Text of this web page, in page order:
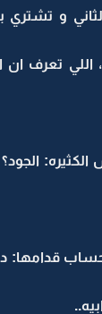
و تشتري
اللي تعرف ان
قدامها: